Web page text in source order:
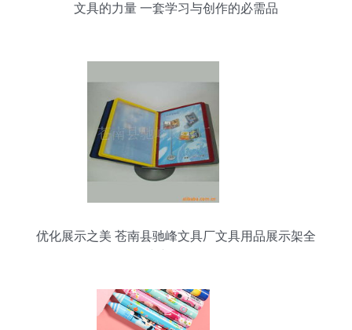
文具的力量 一套学习与创作的必需品
优化展示之美 苍南县驰峰文具厂文具用品展示架全